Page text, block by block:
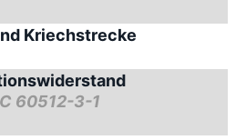
Kriechstrecke
60512-3-1